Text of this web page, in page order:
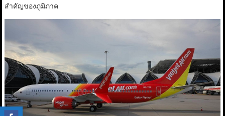
สำคัญของภูมิภาค